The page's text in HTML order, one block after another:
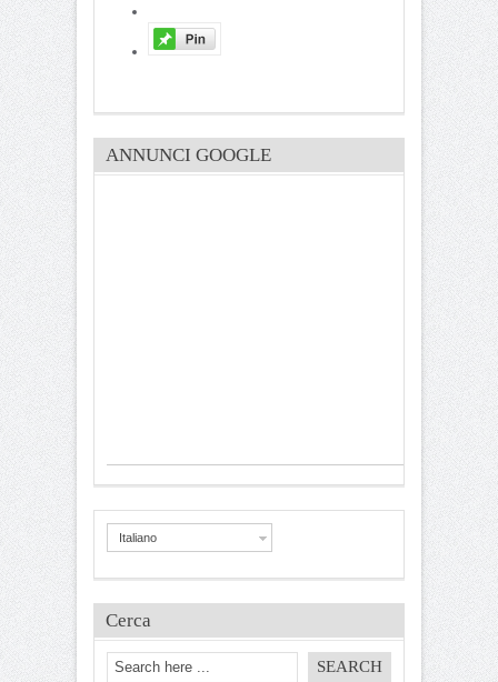
ANNUNCI GOOGLE
Italiano
Cerca